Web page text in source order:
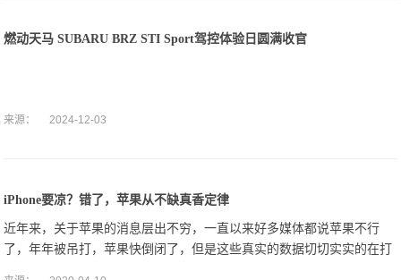
燃动天马 SUBARU BRZ STI Sport驾控体验日圆满收官
来源： 2024-12-03
iPhone要凉？错了，苹果从不缺真香定律
近年来，关于苹果的消息层出不穷，一直以来好多媒体都说苹果不行
了，年年被吊打，苹果快倒闭了，但是这些真实的数据切切实实的在打